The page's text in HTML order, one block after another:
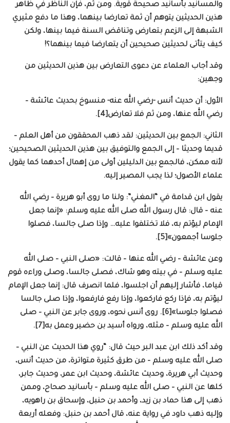
والمسانيد بأسانيد صحيحة قوية. ومن ثم، فإن الناظر في ظاهر
هذين الحديثين يتوهم أن ثمة تعارضا بينهما، وهذا ما دفع مثيري
الشبهة إلى الزعم بتعارض وتناقض السنة فيما بينها، ولكن
كيف يتأتى لحديثين صحيحين أن يتعارضا فيما بينهما؟!
وقد أجاب العلماء عن دعوى التعارض بين هذين الحديثين من
وجهين:
الأول: أن حديث أنس -رضي الله عنه- منسوخ بحديث عائشة –
رضي الله عنها، ومن ثم فلا تعارض[4].
الثاني: الجمع بين الحديثين: لقد ذهب المحققون من أهل العلم –
قديما وحديثا – إلى الجمع والتوفيق بين هذين الحديثين الصحيحين؛
لأنه ممكن، فالجمع بين الدليلين أولى من إهمال أحدهما كما يقول
علماء الأصول؛ لذا يجب المصير إليه.
يقول ابن قدامة في “المغني”: ولنا ما روى أبو هريرة – رضي الله
عنه – قال: قال رسول الله صلى الله عليه وسلم: «إنما جعل
الإمام ليؤتم به، فلا تختلفوا عليه… وإذا صلى جالسا، فصلوا
جلوسا أجمعون»[5].
وعن عائشة – رضي الله عنها – قالت: «صلى النبي – صلى الله
عليه وسلم – في بيته وهو شاك، فصلى جالسا، وصلى وراءه قوم
قياما، فأشار إليهم أن اجلسوا، فلما انصرف قال: إنما جعل الإمام
ليؤتم به، فإذا ركع فاركعوا، وإذا رفع فارفعوا، وإذا صلى جالسا
فصلوا جلوسا»[6]. روى أنس نحوه، وروى جابر عن النبي – صلى
الله عليه وسلم – مثله، ورواه أسيد بن حضير وعمل به[7].
وقد أكد ذلك ابن عبد البر حيث قال: “روي هذا الحديث عن النبي –
صلى الله عليه وسلم – من طرق كثيرة متواترة، من حديث أنس،
وحديث أبي هريرة، وحديث عائشة، وحديث ابن عمر، وحديث جابر،
كلها عن النبي – صلى الله عليه وسلم – بأسانيد صحاح، وممن
ذهب إلى هذا حماد بن زيد، وأحمد بن حنبل، وإسحاق بن راهويه،
وإليه ذهب داود في رواية عنه، قال أحمد بن حنبل: وفعله أربعة